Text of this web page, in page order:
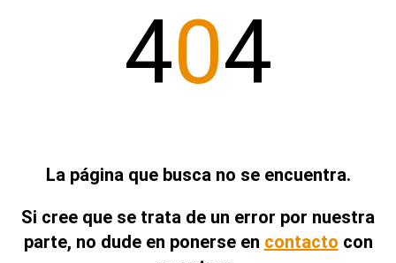
404
La página que busca no se encuentra.
Si cree que se trata de un error por nuestra
parte, no dude en ponerse en contacto con